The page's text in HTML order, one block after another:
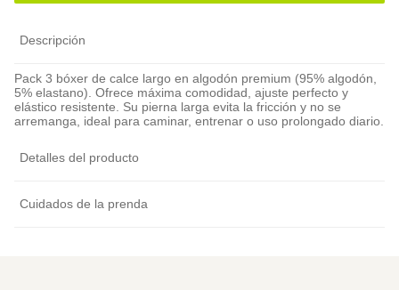
Descripción
Pack 3 bóxer de calce largo en algodón premium (95% algodón,
5% elastano). Ofrece máxima comodidad, ajuste perfecto y
elástico resistente. Su pierna larga evita la fricción y no se
arremanga, ideal para caminar, entrenar o uso prolongado diario.
Detalles del producto
Cuidados de la prenda